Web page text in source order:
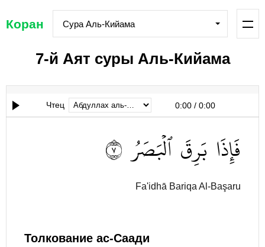
Коран Сура Аль-Кийама
7-й Аят суры Аль-Кийама
Чтец 0:00 / 0:00
فَإِذَا بَرِقَ ٱلۡبَصَرُ ٧
Fa'idhā Bariqa Al-Başaru
Толкование ас-Саади